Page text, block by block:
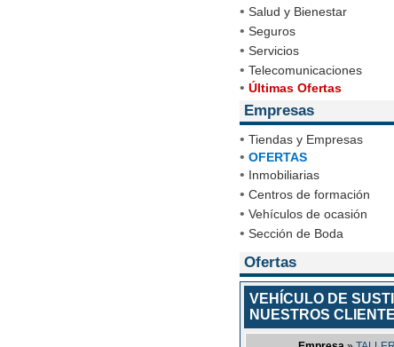
• Salud y Bienestar
• Seguros
• Servicios
• Telecomunicaciones
• Últimas Ofertas
Empresas
• Tiendas y Empresas
• OFERTAS
• Inmobiliarias
• Centros de formación
• Vehículos de ocasión
• Sección de Boda
Ofertas
VEHÍCULO DE
NUESTROS